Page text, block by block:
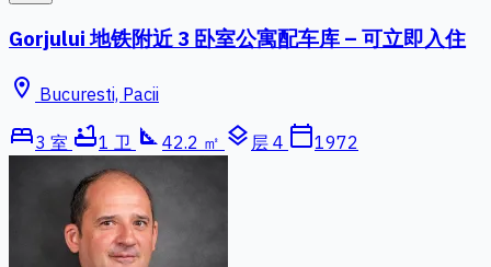
Gorjului 地铁附近 3 卧室公寓配车库 – 可立即入住
location_on Bucuresti, Pacii
bed3 室 bathtub1 卫 square_foot 42.2 ㎡ layers 层 4 calendar_today1972